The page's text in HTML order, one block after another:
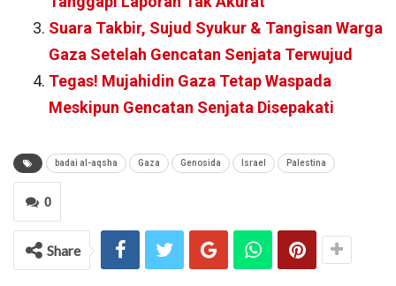
Suara Takbir, Sujud Syukur & Tangisan Warga
Gaza Setelah Gencatan Senjata Terwujud
Tegas! Mujahidin Gaza Tetap Waspada
Meskipun Gencatan Senjata Disepakati
badai al-aqsha Gaza Genosida Israel Palestina
0
Share